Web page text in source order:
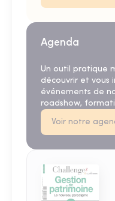
Agenda
Un outil pratique
découvrir et vous
événements de
roadshow,
Voir notre